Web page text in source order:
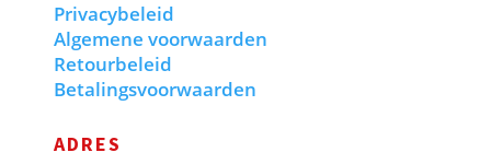
Privacybeleid
Algemene voorwaarden
Retourbeleid
Betalingsvoorwaarden
ADRES